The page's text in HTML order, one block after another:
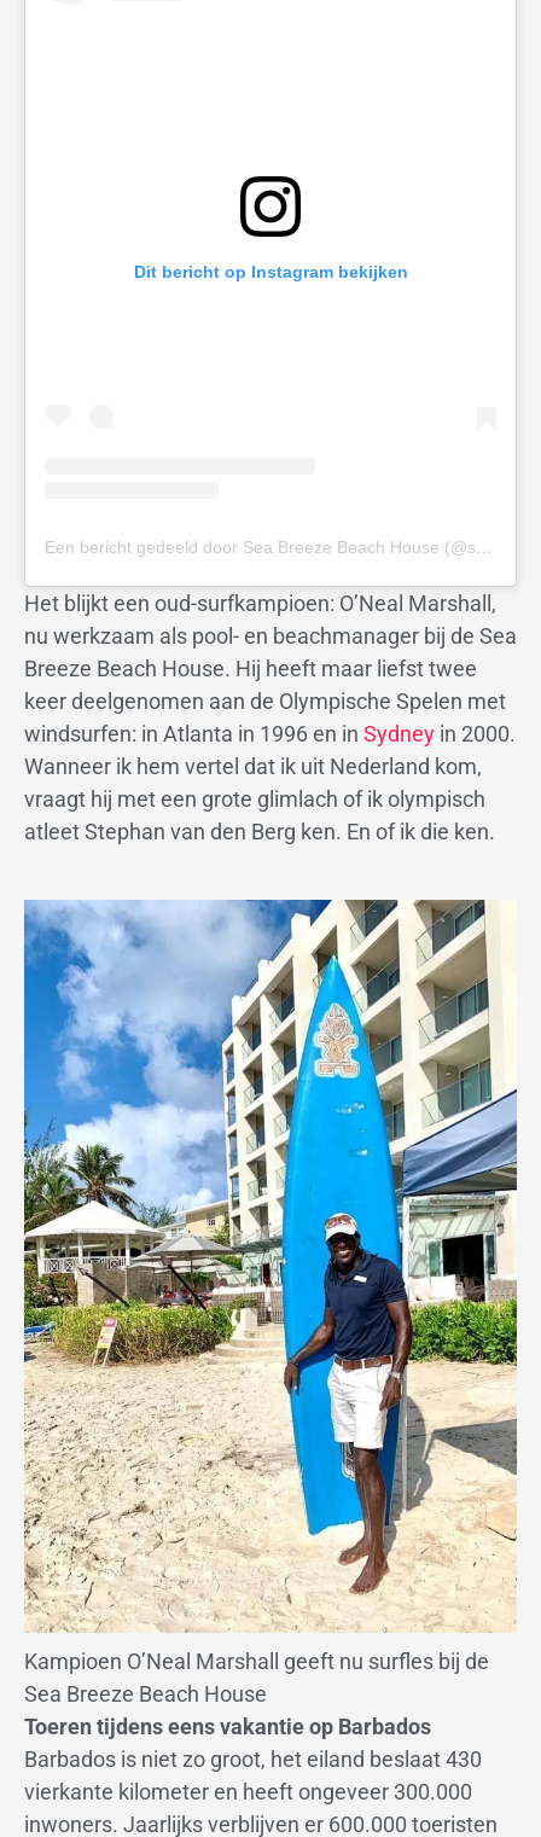
Dit bericht op Instagram bekijken
Een bericht gedeeld door Sea Breeze Beach House (@seabreezebeachhouse)
Het blijkt een oud-surfkampioen: O’Neal Marshall,
nu werkzaam als pool- en beachmanager bij de Sea
Breeze Beach House. Hij heeft maar liefst twee
keer deelgenomen aan de Olympische Spelen met
windsurfen: in Atlanta in 1996 en in Sydney in 2000.
Wanneer ik hem vertel dat ik uit Nederland kom,
vraagt hij met een grote glimlach of ik olympisch
atleet Stephan van den Berg ken. En of ik die ken.
Kampioen O’Neal Marshall geeft nu surfles bij de
Sea Breeze Beach House
Toeren tijdens eens vakantie op Barbados
Barbados is niet zo groot, het eiland beslaat 430
vierkante kilometer en heeft ongeveer 300.000
inwoners. Jaarlijks verblijven er 600.000 toeristen